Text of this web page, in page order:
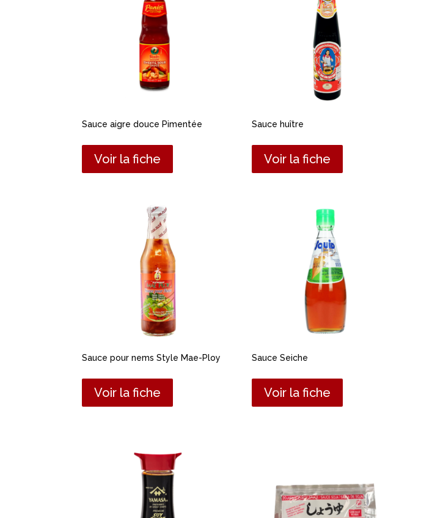
Sauce aigre douce Pimentée
Voir la fiche
Sauce huître
Voir la fiche
Sauce pour nems Style Mae-Ploy
Voir la fiche
Sauce Seiche
Voir la fiche